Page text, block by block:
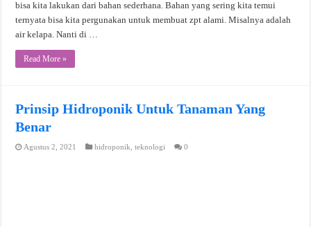
bisa kita lakukan dari bahan sederhana. Bahan yang sering kita temui
ternyata bisa kita pergunakan untuk membuat zpt alami. Misalnya adalah
air kelapa. Nanti di …
Read More »
Prinsip Hidroponik Untuk Tanaman Yang
Benar
Agustus 2, 2021 hidroponik,teknologi 0